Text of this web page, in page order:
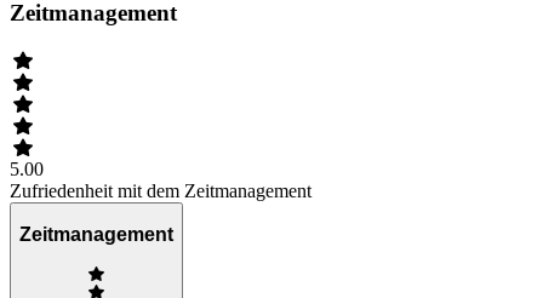
Zeitmanagement
5.00
Zufriedenheit mit dem Zeitmanagement
Zeitmanagement